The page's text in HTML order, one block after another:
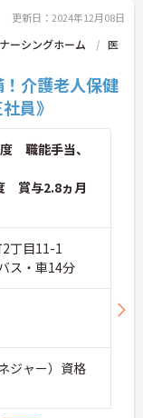
更新日：2024年12月08日
ーシングホーム
医
！介護老人保健
員》
職能手当、
賞与2.8ヵ月
丁目11-1
ス・車14分
ジャー）資格